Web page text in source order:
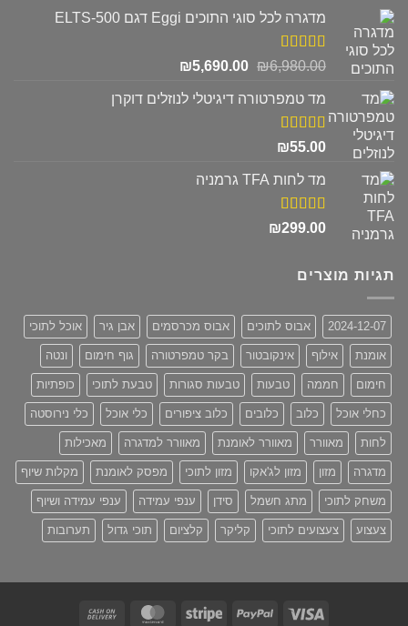
היה:
הוא:
מדגרה לכל סוגי התוכים Eggi דגם ELTS-500
דורג5.00
₪6,980.00
המחיר
היה:
₪5,690.00
המחיר
הוא:
מד טמפרטורה דיגיטלי לנוזלים דוקרן
דורג5.00
₪55.00
מד לחות TFA גרמניה
דורג5.00
₪299.00
תגיות מוצרים
2024-12-07 אבוס לתוכים אבוס מכרסמים אבן גיר אוכל לתוכי
אומנת אילוף אינקובטור בקר טמפרטורה גוף חימום ונטה
חימום חממה טבעות טבעות סגורות טבעת לתוכי כופתיות
כחלי אוכל כלוב כלובים כלוב ציפורים כלי אוכל כלי נירוסטה
לחות מאוורר מאוורר לאומנת מאוורר למדגרה מאכילות
מדגרה מזון מזון לג'אקו מזון לתוכי מפסק לאומנת מקלות שיוף
משחק לתוכי מתג חשמל סידן ענפי עמידה ענפי עמידה ושיוף
צעצוע צעצועים לתוכי קליקר קלציום תוכי גדול תערובות
Visa
PayPal
Stripe
MasterCard